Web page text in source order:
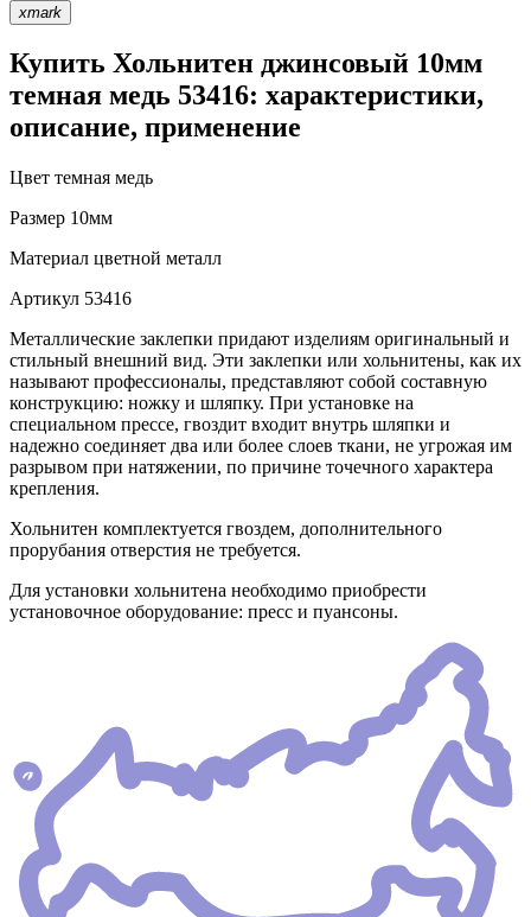
xmark
Купить Хольнитен джинсовый 10мм
темная медь 53416: характеристики,
описание, применение
Цвет темная медь
Размер 10мм
Материал цветной металл
Артикул 53416
Металлические заклепки придают изделиям оригинальный и
стильный внешний вид. Эти заклепки или хольнитены, как их
называют профессионалы, представляют собой составную
конструкцию: ножку и шляпку. При установке на
специальном прессе, гвоздит входит внутрь шляпки и
надежно соединяет два или более слоев ткани, не угрожая им
разрывом при натяжении, по причине точечного характера
крепления.
Хольнитен комплектуется гвоздем, дополнительного
прорубания отверстия не требуется.
Для установки хольнитена необходимо приобрести
установочное оборудование: пресс и пуансоны.